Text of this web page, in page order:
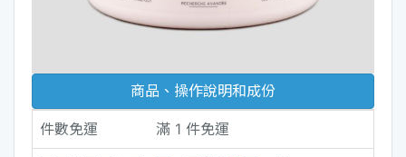
商品、操作說明和成份
件數免運 滿 1 件免運